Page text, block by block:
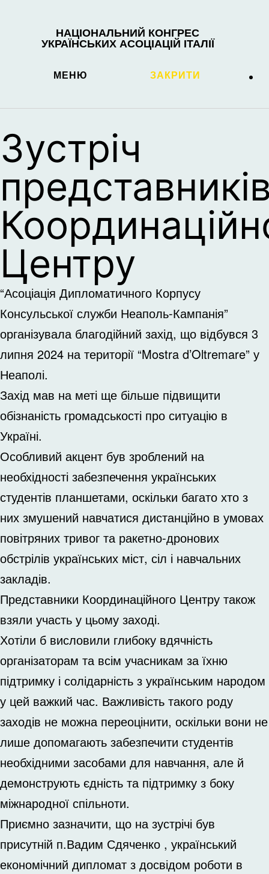
НАЦІОНАЛЬНИЙ КОНГРЕС
УКРАЇНСЬКИХ АСОЦІАЦІЙ ІТАЛІЇ
МЕНЮ ЗАКРИТИ
Зустріч
Центру
“Асоціація Дипломатичного Корпусу
Консульської служби Неаполь-Кампанія”
організувала благодійний захід, що відбувся 3
липня 2024 на території “Mostra d’Oltremare” у
Неаполі.
Захід мав на меті ще більше підвищити
обізнаність громадськості про ситуацію в
Україні.
Особливий акцент був зроблений на
необхідності забезпечення українських
студентів планшетами, оскільки багато хто з
них змушений навчатися дистанційно в умовах
повітряних тривог та ракетно-дронових
обстрілів українських міст, сіл і навчальних
закладів.
Представники Координаційного Центру також
взяли участь у цьому заході.
Хотіли б висловили глибоку вдячність
організаторам та всім учасникам за їхню
підтримку і солідарність з українським народом
у цей важкий час. Важливість такого роду
заходів не можна переоцінити, оскільки вони не
лише допомагають забезпечити студентів
необхідними засобами для навчання, але й
демонструють єдність та підтримку з боку
міжнародної спільноти.
Приємно зазначити, що на зустрічі був
присутній п.Вадим Сдяченко , український
економічний дипломат з досвідом роботи в